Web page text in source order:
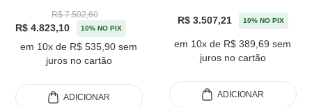
R$ 7.502,60
R$ 4.823,10 10% NO PIX
em 10x de R$ 535,90 sem
juros no cartão
ADICIONAR
R$ 3.507,21 10% NO PIX
em 10x de R$ 389,69 sem
juros no cartão
ADICIONAR